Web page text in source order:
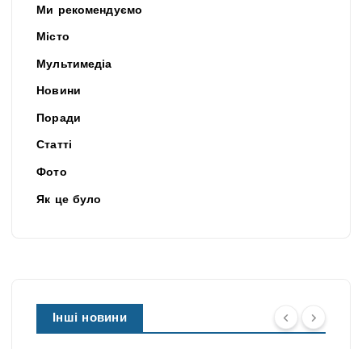
Ми рекомендуємо
Місто
Мультимедіа
Новини
Поради
Статті
Фото
Як це було
Інші новини